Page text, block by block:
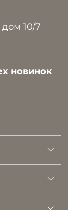
10/7
новинок